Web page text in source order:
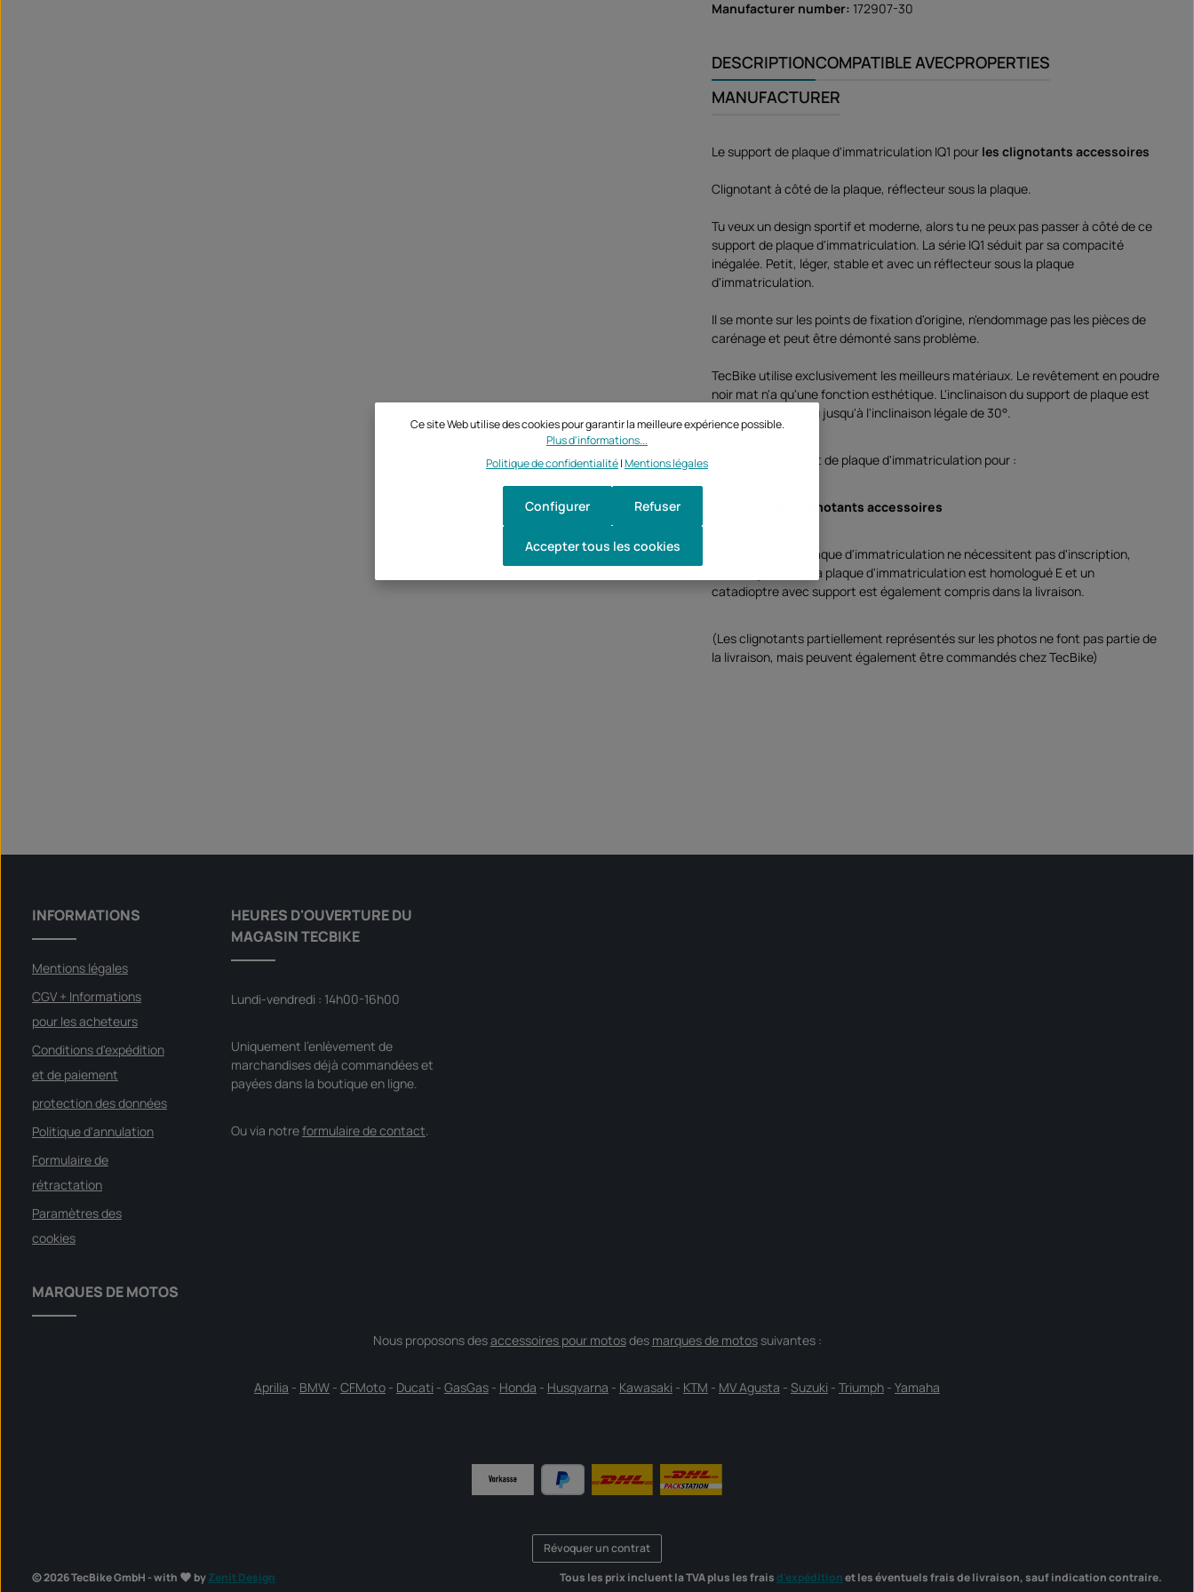
Manufacturer number: 172907-30
DESCRIPTIONCOMPATIBLE AVECPROPERTIES
MANUFACTURER
Le support de plaque d'immatriculation IQ1 pour les clignotants accessoires
Clignotant à côté de la plaque, réflecteur sous la plaque.
Tu veux un design sportif et moderne, alors tu ne peux pas passer à côté de ce
support de plaque d'immatriculation. La série IQ1 séduit par sa compacité
inégalée. Petit, léger, stable et avec un réflecteur sous la plaque
d'immatriculation.
Il se monte sur les points de fixation d'origine, n'endommage pas les pièces de
carénage et peut être démonté sans problème.
TecBike utilise exclusivement les meilleurs matériaux. Le revêtement en poudre
noir mat n'a qu'une fonction esthétique. L'inclinaison du support de plaque est
réglable en continu jusqu'à l'inclinaison légale de 30°.
Tu reçois le support de plaque d'immatriculation pour :
les clignotants accessoires
Les supports de plaque d'immatriculation ne nécessitent pas d'inscription,
l'éclairage LED de la plaque d'immatriculation est homologué E et un
catadioptre avec support est également compris dans la livraison.
(Les clignotants partiellement représentés sur les photos ne font pas partie de
la livraison, mais peuvent également être commandés chez TecBike)
INFORMATIONS
Mentions légales
CGV + Informations
pour les acheteurs
Conditions d'expédition
et de paiement
protection des données
Politique d'annulation
Formulaire de
rétractation
Paramètres des
cookies
HEURES D'OUVERTURE DU
MAGASIN TECBIKE
Lundi-vendredi : 14h00-16h00
Uniquement l'enlèvement de
marchandises déjà commandées et
payées dans la boutique en ligne.
Ou via notreformulaire de contact.
MARQUES DE MOTOS
Nous proposons desaccessoires pour motosdes marques de motossuivantes :
Aprilia - BMW - CFMoto - Ducati - GasGas - Honda - Husqvarna - Kawasaki - KTM - MV Agusta - Suzuki - Triumph - Yamaha
Révoquer un contrat
© 2026 TecBike GmbH - with
byZenit Design Tous les prix incluent la TVA plus les frais d'expéditionet les éventuels frais de livraison, sauf indication contraire.
Ce site Web utilise des cookies pour garantir la meilleure expérience possible.
Plus d'informations...
Politique de confidentialité|Mentions légales
Refuser
Configurer
Accepter tous les cookies